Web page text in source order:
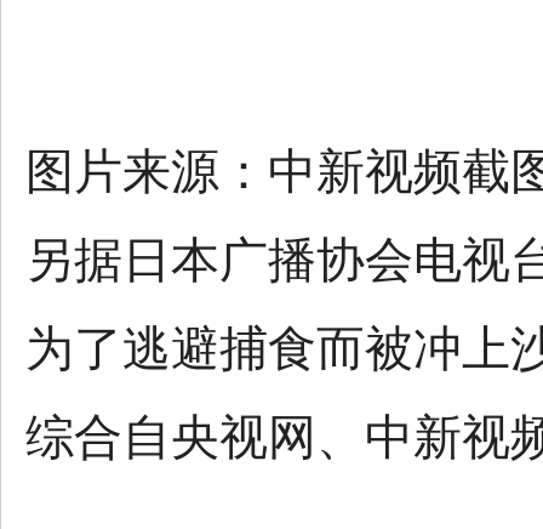
图片来源：中新视频截
另据日本广播协会电视
为了逃避捕食而被冲上
综合自央视网、中新视